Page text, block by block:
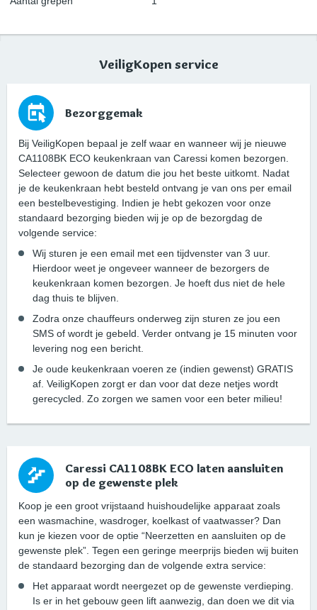
VeiligKopen service
Bezorggemak
Bij VeiligKopen bepaal je zelf waar en wanneer wij je nieuwe
CA1108BK ECO keukenkraan van Caressi komen bezorgen.
Selecteer gewoon de datum die jou het beste uitkomt. Nadat
je de keukenkraan hebt besteld ontvang je van ons per email
een bestelbevestiging. Indien je hebt gekozen voor onze
standaard bezorging bieden wij je op de bezorgdag de
volgende service:
Wij sturen je een email met een tijdvenster van 3 uur.
Hierdoor weet je ongeveer wanneer de bezorgers de
keukenkraan komen bezorgen. Je hoeft dus niet de hele
dag thuis te blijven.
Zodra onze chauffeurs onderweg zijn sturen ze jou een
SMS of wordt je gebeld. Verder ontvang je 15 minuten voor
levering nog een bericht.
Je oude keukenkraan voeren ze (indien gewenst) GRATIS
af. VeiligKopen zorgt er dan voor dat deze netjes wordt
gerecycled. Zo zorgen we samen voor een beter milieu!
Caressi CA1108BK ECO laten aansluiten
op de gewenste plek
Koop je een groot vrijstaand huishoudelijke apparaat zoals
een wasmachine, wasdroger, koelkast of vaatwasser? Dan
kun je kiezen voor de optie “Neerzetten en aansluiten op de
gewenste plek”. Tegen een geringe meerprijs bieden wij buiten
de standaard bezorging dan de volgende extra service:
Het apparaat wordt neergezet op de gewenste verdieping.
Is er in het gebouw geen lift aanwezig, dan doen we dit via